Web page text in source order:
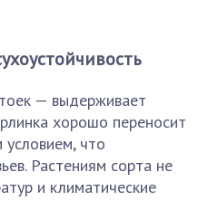
— выдерживает
хорошо переносит
условием, что
Растениям сорта не
и климатические